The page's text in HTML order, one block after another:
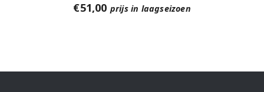
€51,00 prijs in laagseizoen